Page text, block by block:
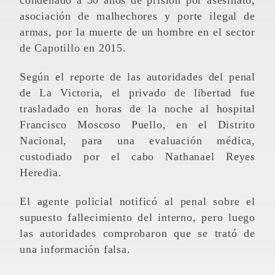
asociación de malhechores y porte ilegal de
armas, por la muerte de un hombre en el sector
de Capotillo en 2015.
Según el reporte de las autoridades del penal
de La Victoria, el privado de libertad fue
trasladado en horas de la noche al hospital
Francisco Moscoso Puello, en el Distrito
Nacional, para una evaluación médica,
custodiado por el cabo Nathanael Reyes
Heredia.
El agente policial notificó al penal sobre el
supuesto fallecimiento del interno, pero luego
las autoridades comprobaron que se trató de
una información falsa.